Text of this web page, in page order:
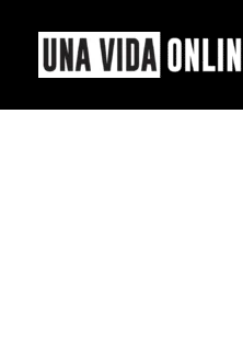
contenido